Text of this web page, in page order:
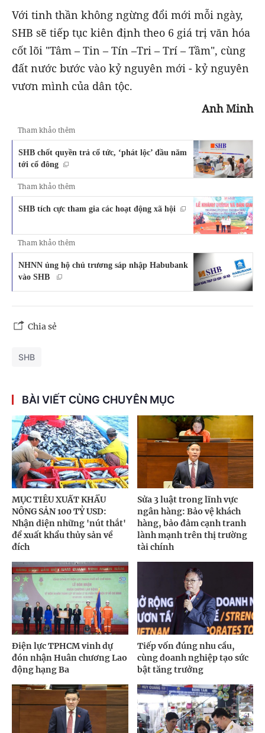
Với tinh thần không ngừng đổi mới mỗi ngày,
SHB sẽ tiếp tục kiên định theo 6 giá trị văn hóa
cốt lõi "Tâm – Tin – Tín –Tri – Trí – Tầm", cùng
đất nước bước vào kỷ nguyên mới - kỷ nguyên
vươn mình của dân tộc.
Anh Minh
Tham khảo thêm
SHB chốt quyền trả cổ tức, ‘phát lộc’ đầu năm
tới cổ đông
Tham khảo thêm
SHB tích cực tham gia các hoạt động xã hội
Tham khảo thêm
NHNN ủng hộ chủ trương sáp nhập Habubank
vào SHB
Chia sẻ
SHB
BÀI VIẾT CÙNG CHUYÊN MỤC
MỤC TIÊU XUẤT KHẨU
NÔNG SẢN 100 TỶ USD:
Nhận diện những 'nút thắt'
để xuất khẩu thủy sản về
đích
Sửa 3 luật trong lĩnh vực
ngân hàng: Bảo vệ khách
hàng, bảo đảm cạnh tranh
lành mạnh trên thị trường
tài chính
Điện lực TPHCM vinh dự
đón nhận Huân chương Lao
động hạng Ba
Tiếp vốn đúng nhu cầu,
cùng doanh nghiệp tạo sức
bật tăng trưởng